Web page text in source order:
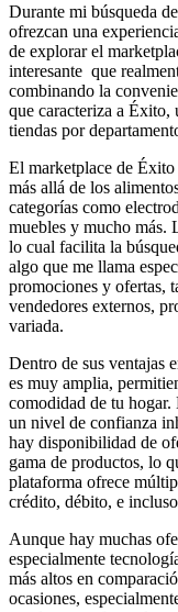
Durante mi búsqueda
ofrezcan una
de explorar el
interesante que
combinando la
que caracteriza a Éxito,
tiendas por
El marketplace de Éxito
más allá de los
categorías como
muebles y mucho más.
lo cual facilita la
algo que me llama
promociones y ofertas,
vendedores externos,
variada.
Dentro de sus ventajas
es muy amplia,
comodidad de tu
un nivel de confianza
hay disponibilidad de
gama de productos, lo
plataforma ofrece
crédito, débito, e
Aunque hay muchas
especialmente
más altos en
ocasiones,